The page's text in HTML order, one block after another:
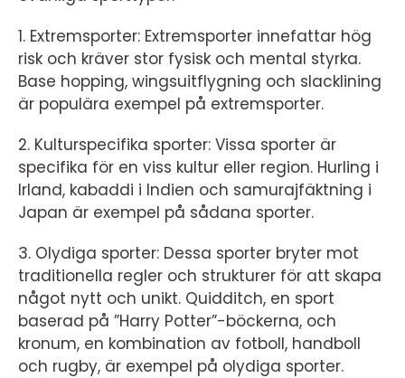
1. Extremsporter: Extremsporter innefattar hög
risk och kräver stor fysisk och mental styrka.
Base hopping, wingsuitflygning och slacklining
är populära exempel på extremsporter.
2. Kulturspecifika sporter: Vissa sporter är
specifika för en viss kultur eller region. Hurling i
Irland, kabaddi i Indien och samurajfäktning i
Japan är exempel på sådana sporter.
3. Olydiga sporter: Dessa sporter bryter mot
traditionella regler och strukturer för att skapa
något nytt och unikt. Quidditch, en sport
baserad på ”Harry Potter”-böckerna, och
kronum, en kombination av fotboll, handboll
och rugby, är exempel på olydiga sporter.